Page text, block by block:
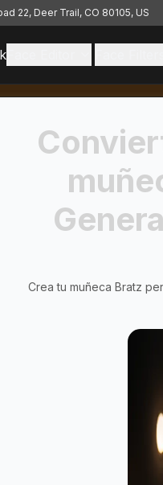
22, Deer Trail, CO 80105, US
Crea tu muñeca Bratz